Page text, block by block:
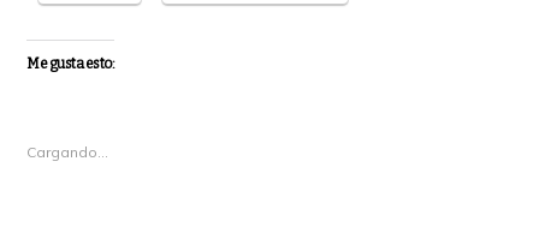
Me gusta esto:
Cargando...